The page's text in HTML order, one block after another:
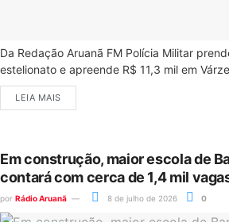
Da Redação Aruanã FM Polícia Militar
estelionato e apreende R$ 11,3 mil em
LEIA MAIS
Em construção, maior escola de
contará com cerca de 1,4 mil
por Rádio Aruanã 8 de julho de 2026 0